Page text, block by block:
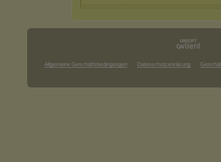
Allgemeine Geschäftsbedingungen Datenschutzerklärung